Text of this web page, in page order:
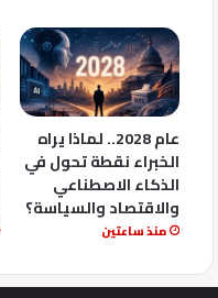
عام 2028.. لماذا يراه
الخبراء نقطة تحول في
الذكاء الاصطناعي
والاقتصاد والسياسة؟
منذ ساعتين